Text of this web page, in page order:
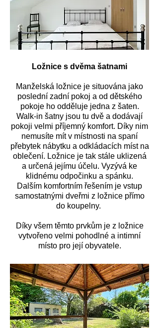
Ložnice s dvěma šatnami
Manželská ložnice je situována jako
poslední zadní pokoj a od dětského
pokoje ho odděluje jedna z šaten.
Walk-in šatny jsou tu dvě a dodávají
pokoji velmi příjemný komfort. Díky nim
nemusíte mít v místnosti na spaní
přebytek nábytku a odkládacích míst na
oblečení. Ložnice je tak stále uklizená
a určená jejímu účelu. Vyzývá ke
klidnému odpočinku a spánku.
Dalším komfortním řešením je vstup
samostatnými dveřmi z ložnice přímo
do koupelny.
Díky všem těmto prvkům je z ložnice
vytvořeno velmi pohodlné a intimní
místo pro její obyvatele.